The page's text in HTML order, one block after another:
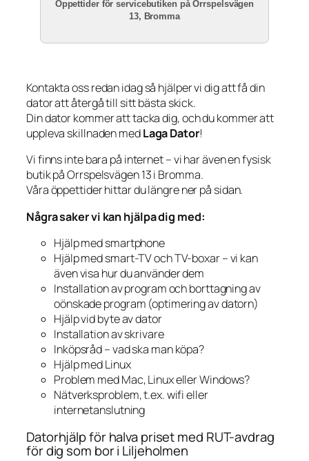
Öppettider för servicebutiken på Orrspelsvägen
13, Bromma
Kontakta oss redan idag så hjälper vi dig att få din
dator att återgå till sitt bästa skick.
Din dator kommer att tacka dig, och du kommer att
uppleva skillnaden medLaga Dator!
Vi finns inte bara på internet – vi har även en fysisk
butik på Orrspelsvägen 13 i Bromma.
Våra öppettider hittar du längre ner på sidan.
Några saker vi kan hjälpa dig med:
Hjälp med smartphone
Hjälp med smart-TV och TV-boxar – vi kan
även visa hur du använder dem
Installation av program och borttagning av
oönskade program (optimering av datorn)
Hjälp vid byte av dator
Installation av skrivare
Inköpsråd – vad ska man köpa?
Hjälp med Linux
Problem med Mac, Linux eller Windows?
Nätverksproblem, t.ex. wifi eller
internetanslutning
Datorhjälp för halva priset med RUT-avdrag
för dig som bor i Liljeholmen